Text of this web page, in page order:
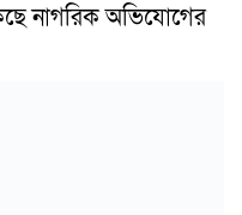
নাগরিক অভিযোগের